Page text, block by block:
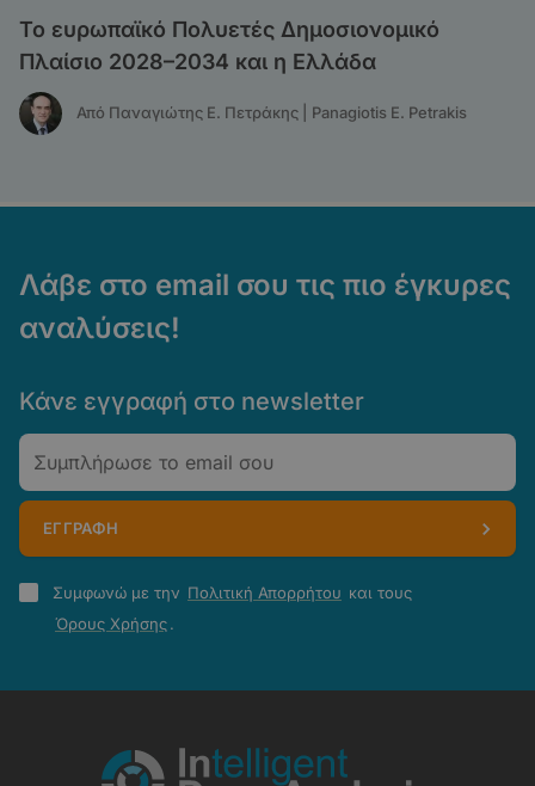
Το ευρωπαϊκό Πολυετές Δημοσιονομικό
Πλαίσιο 2028–2034 και η Ελλάδα
Από Παναγιώτης Ε. Πετράκης | Panagiotis E. Petrakis
Λάβε στο email σου τις πιο έγκυρες
αναλύσεις!
Κάνε εγγραφή στο newsletter
Email
ΕΓΓΡΑΦΗ
Πολιτική
Απορρήτου
Συμφωνώ με την Πολιτική Απορρήτου και τους
Όρους Χρήσης.